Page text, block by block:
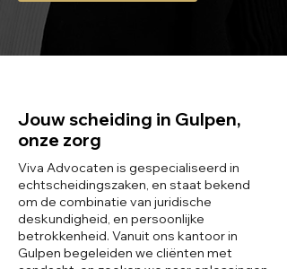
Jouw scheiding in Gulpen,
onze zorg
Viva Advocaten is gespecialiseerd in
echtscheidingszaken, en staat bekend
om de combinatie van juridische
deskundigheid, en persoonlijke
betrokkenheid. Vanuit ons kantoor in
Gulpen begeleiden we cliënten met